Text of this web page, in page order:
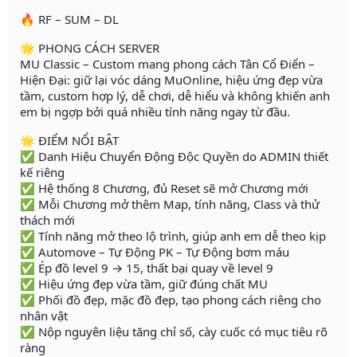
🔥 RF – SUM – DL
🌟 PHONG CÁCH SERVER
MU Classic – Custom mang phong cách Tân Cổ Điển –
Hiện Đại: giữ lại vóc dáng MuOnline, hiệu ứng đẹp vừa
tầm, custom hợp lý, dễ chơi, dễ hiểu và không khiến anh
em bị ngợp bởi quá nhiều tính năng ngay từ đầu.
🌟 ĐIỂM NỔI BẬT
✅ Danh Hiệu Chuyển Động Độc Quyền do ADMIN thiết
kế riêng
✅ Hệ thống 8 Chương, đủ Reset sẽ mở Chương mới
✅ Mỗi Chương mở thêm Map, tính năng, Class và thử
thách mới
✅ Tính năng mở theo lộ trình, giúp anh em dễ theo kịp
✅ Automove – Tự Động PK – Tự Động bơm máu
✅ Ép đồ level 9 → 15, thất bại quay về level 9
✅ Hiệu ứng đẹp vừa tầm, giữ đúng chất MU
✅ Phối đồ đẹp, mặc đồ đẹp, tạo phong cách riêng cho
nhân vật
✅ Nộp nguyên liệu tăng chỉ số, cày cuốc có mục tiêu rõ
ràng